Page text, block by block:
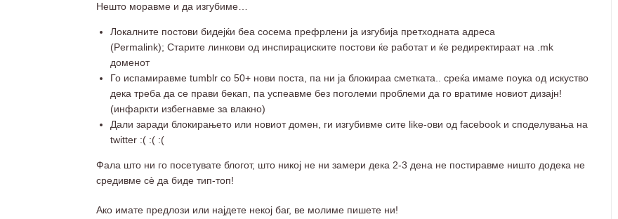
Нешто моравме и да изгубиме…
Локалните постови бидејќи беа сосема префрлени ја изгубија претходната адреса
(Permalink); Старите линкови од инспирациските постови ќе работат и ќе редиректираат на .mk
доменот
Го испамиравме tumblr со 50+ нови поста, па ни ја блокираа сметката.. среќа имаме поука од искуство
дека треба да се прави бекап, па успеавме без поголеми проблеми да го вратиме новиот дизајн!
(инфаркти избегнавме за влакно)
Дали заради блокирањето или новиот домен, ги изгубивме сите like-ови од facebook и споделувања на
twitter :( :( :(
Фала што ни го посетувате блогот, што никој не ни замери дека 2-3 дена не постиравме ништо додека не
средивме сè да биде тип-топ!
Ако имате предлози или најдете некој баг, ве молиме пишете ни!